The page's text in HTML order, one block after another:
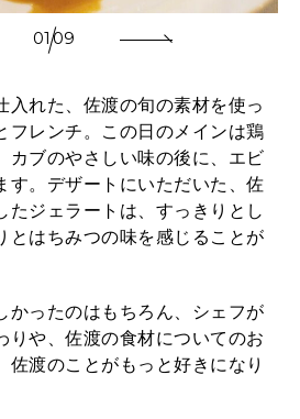
0109
入れた、佐渡の旬の素材を使っ
フレンチ。この日のメインは鶏
カブのやさしい味の後に、エビ
す。デザートにいただいた、佐
たジェラートは、すっきりとし
とはちみつの味を感じることが
かったのはもちろん、シェフが
りや、佐渡の食材についてのお
佐渡のことがもっと好きになり